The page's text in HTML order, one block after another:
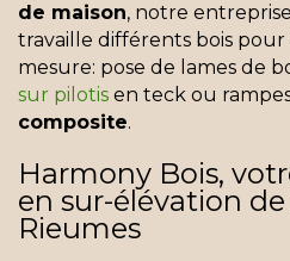
de maison, notre entreprise
travaille différents bois pour
mesure: pose de lames de
sur pilotis en teck ou
composite.
Harmony Bois,
en sur-élévation
Rieumes